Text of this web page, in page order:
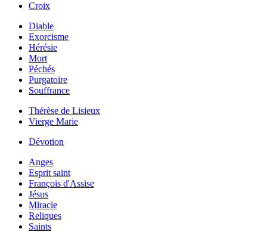
Croix
Diable
Exorcisme
Hérésie
Mort
Péchés
Purgatoire
Souffrance
Thérèse de Lisieux
Vierge Marie
Dévotion
Anges
Esprit saint
François d'Assise
Jésus
Miracle
Reliques
Saints